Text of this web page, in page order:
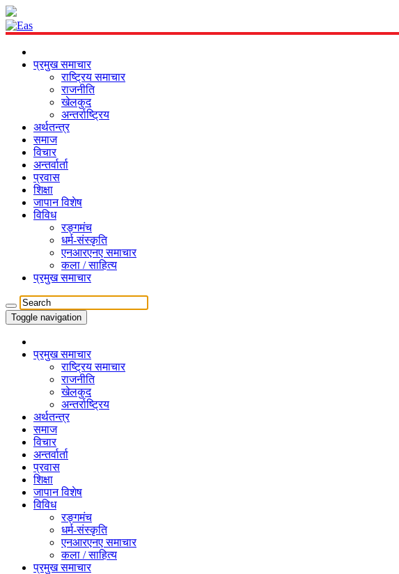
प्रमुख समाचार
राष्ट्रिय समाचार
राजनीति
खेलकुद
अन्तर्राष्ट्रिय
अर्थतन्त्र
समाज
विचार
अन्तर्वार्ता
प्रवास
शिक्षा
जापान विशेष
विविध
रङ्गमंच
धर्म-संस्कृति
एनआरएनए समाचार
कला / साहित्य
प्रमुख समाचार
Toggle navigation
प्रमुख समाचार
राष्ट्रिय समाचार
राजनीति
खेलकुद
अन्तर्राष्ट्रिय
अर्थतन्त्र
समाज
विचार
अन्तर्वार्ता
प्रवास
शिक्षा
जापान विशेष
विविध
रङ्गमंच
धर्म-संस्कृति
एनआरएनए समाचार
कला / साहित्य
प्रमुख समाचार